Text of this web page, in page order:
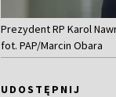
Prezydent RP Karol
fot. PAP/Marcin Obara
UDOSTĘPNIJ